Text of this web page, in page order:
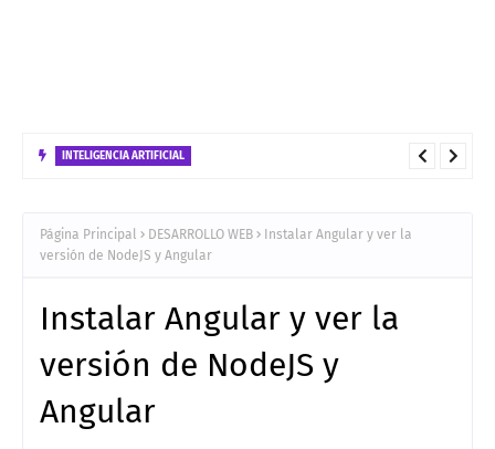
INTELIGENCIA ARTIFICIAL
Página Principal DESARROLLO WEB
Instalar Angular y ver la
versión de NodeJS y Angular
Instalar Angular y ver la
versión de NodeJS y
Angular